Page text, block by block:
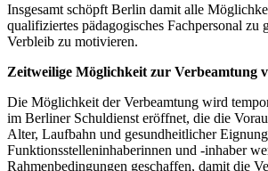
Insgesamt schöpft Berlin damit alle
qualifiziertes pädagogisches Fachpersonal zu
Verbleib zu motivieren.
Zeitweilige Möglichkeit zur Verbeamtung
Die Möglichkeit der Verbeamtung wird
im Berliner Schuldienst eröffnet, die die
Alter, Laufbahn und gesundheitlicher
Funktionsstelleninhaberinnen und -inhaber
Rahmenbedingungen geschaffen, damit die